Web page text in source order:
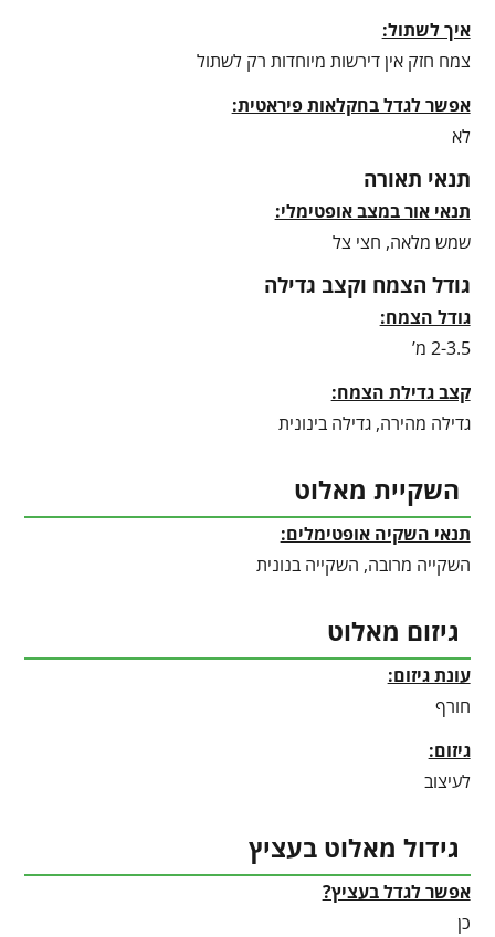
איך לשתול:
צמח חזק אין דירשות מיוחדות רק לשתול
אפשר לגדל בחקלאות פיראטית:
לא
תנאי תאורה
תנאי אור במצב אופטימלי:
שמש מלאה, חצי צל
גודל הצמח וקצב גדילה
גודל הצמח:
2-3.5 מ’
קצב גדילת הצמח:
גדילה מהירה, גדילה בינונית
השקיית מאלוט
תנאי השקיה אופטימלים:
השקייה מרובה, השקייה בנונית
גיזום מאלוט
עונת גיזום:
חורף
גיזום:
לעיצוב
גידול מאלוט בעציץ
אפשר לגדל בעציץ?
כן